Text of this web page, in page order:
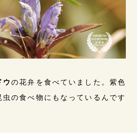
ウの花弁を食べていました。紫色
の食べ物にもなっているんです